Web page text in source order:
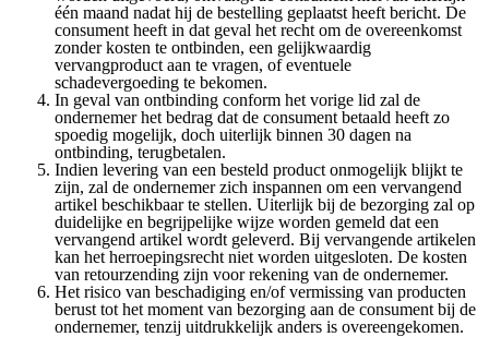
één maand nadat hij de bestelling geplaatst heeft bericht. De
consument heeft in dat geval het recht om de overeenkomst
zonder kosten te ontbinden, een gelijkwaardig
vervangproduct aan te vragen, of eventuele
schadevergoeding te bekomen.
In geval van ontbinding conform het vorige lid zal de
ondernemer het bedrag dat de consument betaald heeft zo
spoedig mogelijk, doch uiterlijk binnen 30 dagen na
ontbinding, terugbetalen.
Indien levering van een besteld product onmogelijk blijkt te
zijn, zal de ondernemer zich inspannen om een vervangend
artikel beschikbaar te stellen. Uiterlijk bij de bezorging zal op
duidelijke en begrijpelijke wijze worden gemeld dat een
vervangend artikel wordt geleverd. Bij vervangende artikelen
kan het herroepingsrecht niet worden uitgesloten. De kosten
van retourzending zijn voor rekening van de ondernemer.
Het risico van beschadiging en/of vermissing van producten
berust tot het moment van bezorging aan de consument bij de
ondernemer, tenzij uitdrukkelijk anders is overeengekomen.